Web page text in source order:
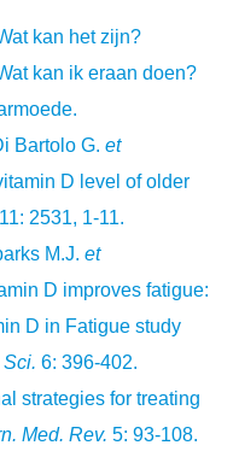
kan het zijn?
kan ik eraan doen?
Bartolo G. et
D level of older
11: 2531, 1-11.
M.J. et
D improves fatigue:
D in Fatigue study
Sci. 6: 396-402.
strategies for treating
Med. Rev. 5: 93-108.